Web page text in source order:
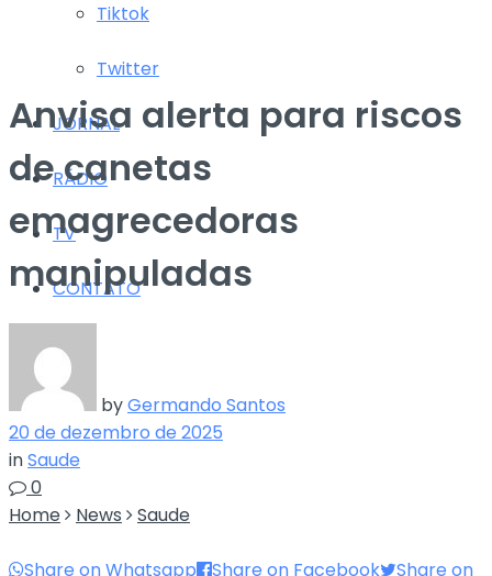
Tiktok
Twitter
JORNAL
RÁDIO
TV
CONTATO
Anvisa alerta para riscos
de canetas
emagrecedoras
manipuladas
byGermando Santos
20 de dezembro de 2025
inSaude
0
Home
News Saude
Share on Whatsapp Share on Facebook Share on